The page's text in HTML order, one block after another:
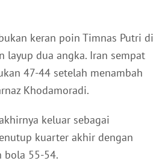
keran poin Timnas Putri di
layup dua angka. Iran sempat
47-44 setelah menambah
Khodamoradi.
keluar sebagai
kuarter akhir dengan
bola 55-54.